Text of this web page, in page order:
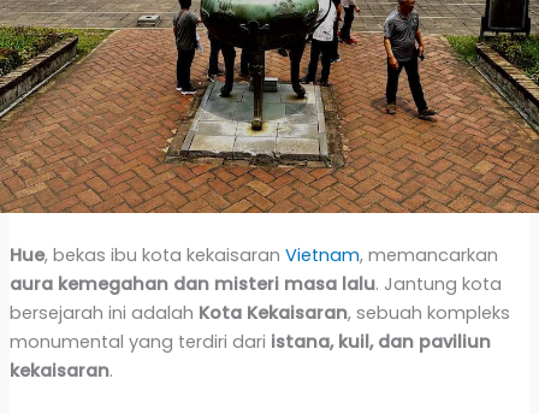
Hue, bekas ibu kota kekaisaran Vietnam, memancarkan
aura kemegahan dan misteri masa lalu. Jantung kota
bersejarah ini adalah Kota Kekaisaran, sebuah kompleks
monumental yang terdiri dari istana, kuil, dan paviliun
kekaisaran.